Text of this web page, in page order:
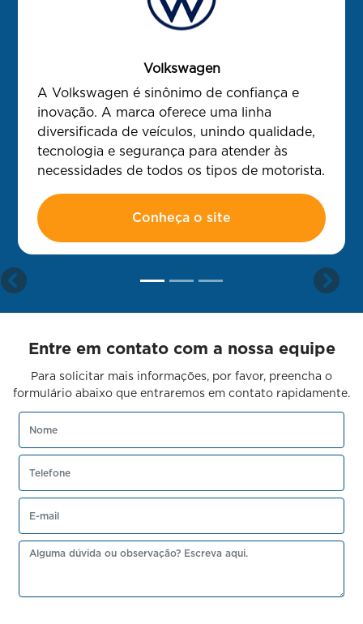
Volkswagen
A Volkswagen é sinônimo de confiança e
inovação. A marca oferece uma linha
diversificada de veículos, unindo qualidade,
tecnologia e segurança para atender às
necessidades de todos os tipos de motorista.
Conheça o site
templates.template-
Entre em contato com a nossa equipe
Para solicitar mais informações, por favor, preencha o
formulário abaixo que entraremos em contato rapidamente.